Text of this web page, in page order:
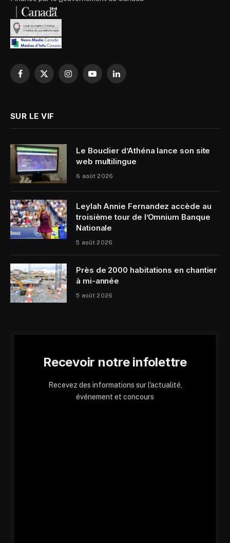
Facebook
X
InstagramYouTubeLinkedIn
SUR LE VIF
Le Bouclier d’Athéna lance son site
web multilingue
6 août 2026
Leylah Annie Fernandez accède au
troisième tour de l’Omnium Banque
Nationale
5 août 2026
Près de 2000 habitations en chantier
à mi-année
5 août 2026
Recevoir notre infolettre
Recevez des informations sur l'actualité,
événement et concours